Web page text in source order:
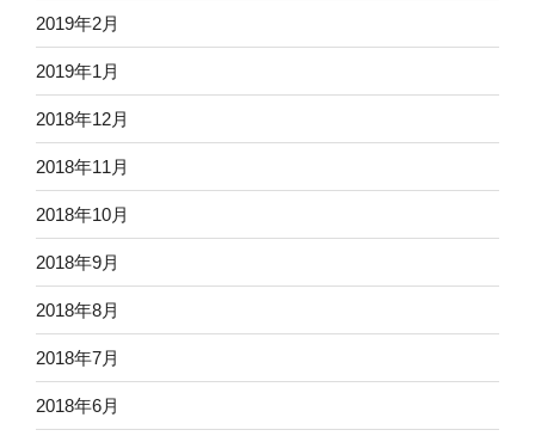
2019年2月
2019年1月
2018年12月
2018年11月
2018年10月
2018年9月
2018年8月
2018年7月
2018年6月